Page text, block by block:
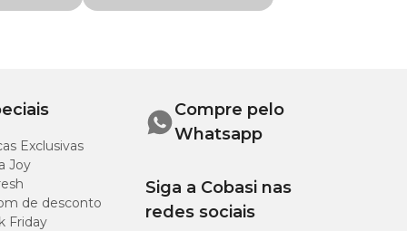
de
propiônico,
de
Exclusivas
Joy
de desconto
Friday
Compre pelo
Whatsapp
Siga a Cobasi nas
redes sociais